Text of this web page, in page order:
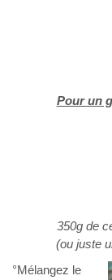
Pour un
350g de
(ou juste
°Mélangez le